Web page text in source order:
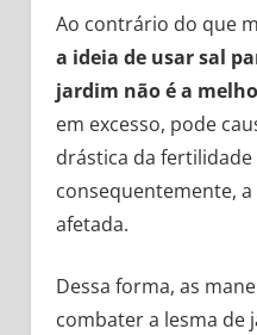
Ao contrário do que
a ideia de usar sal
jardim não é a
em excesso, pode
drástica da fertilidade
consequentemente,
afetada.
Dessa forma, as
combater a lesma de